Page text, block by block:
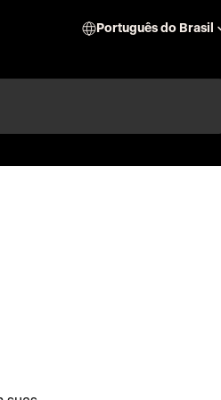
Português do Brasil